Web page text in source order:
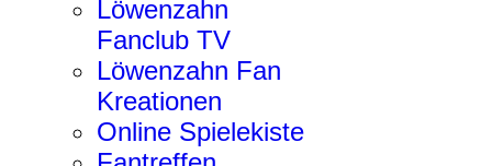
Löwenzahn
Fanclub TV
Löwenzahn Fan
Kreationen
Online Spielekiste